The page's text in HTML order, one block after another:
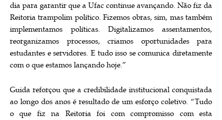
dia para garantir que a Ufac continue avançando. Não fiz da
Reitoria trampolim político. Fizemos obras, sim, mas também
implementamos políticas. Digitalizamos assentamentos,
reorganizamos processos, criamos oportunidades para
estudantes e servidores. E tudo isso se comunica diretamente
com o que estamos lançando hoje.”
Guida reforçou que a credibilidade institucional conquistada
ao longo dos anos é resultado de um esforço coletivo. “Tudo
o que fiz na Reitoria foi com compromisso com esta